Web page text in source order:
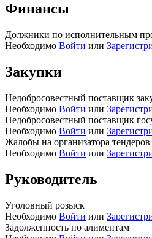
Финансы
Должники по исполнительным
Необходимо Войти или
Закупки
Недобросовестный поставщик
Необходимо Войти или
Недобросовестный поставщик
Необходимо Войти или
Жалобы на организатора тендеров
Необходимо Войти или
Руководитель
Уголовный розыск
Необходимо Войти или
Задолженность по алиментам